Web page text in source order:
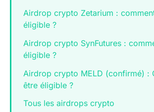
Airdrop crypto Zetarium :
éligible ?
Airdrop crypto SynFutures :
éligible ?
Airdrop crypto MELD (confirmé) :
être éligible ?
Tous les airdrops crypto